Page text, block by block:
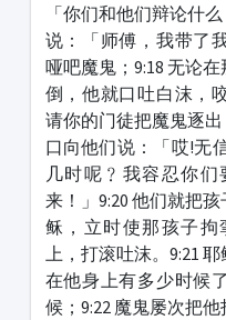
「你们和他们辩论什
说：「师傅，我带了
哑吧魔鬼；9:18 无论
倒，他就口吐白沫，
请你的门徒把魔鬼逐
口向他们说：「哎!无
几时呢﹖我容忍你
来！」9:20 他们就把
稣，立时使那孩子
上，打滚吐沫。9:21
在他身上有多少时候
候；9:22 魔鬼屡次把